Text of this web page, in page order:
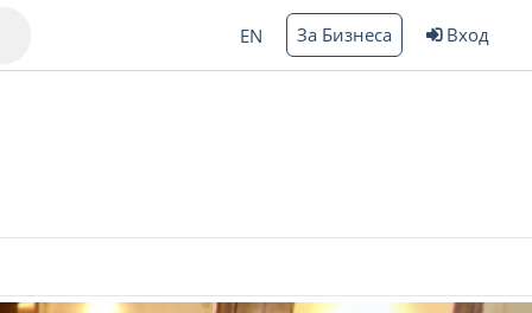
EN За Бизнеса Вход